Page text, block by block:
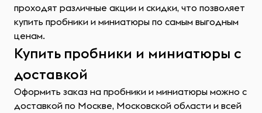
проходят различные акции и скидки, что позволяет
купить пробники и миниатюры по самым выгодным
ценам.
Купить пробники и миниатюры с
доставкой
Оформить заказ на пробники и миниатюры можно с
доставкой по Москве, Московской области и всей